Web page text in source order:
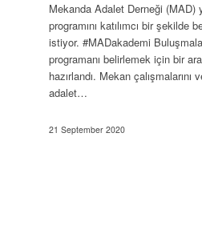
Mekanda Adalet Derneği (MAD)
programını katılımcı bir şekilde
istiyor. #MADakademi
programanı belirlemek için bir
hazırlandı. Mekan çalışmalarını
adalet…
21 September 2020